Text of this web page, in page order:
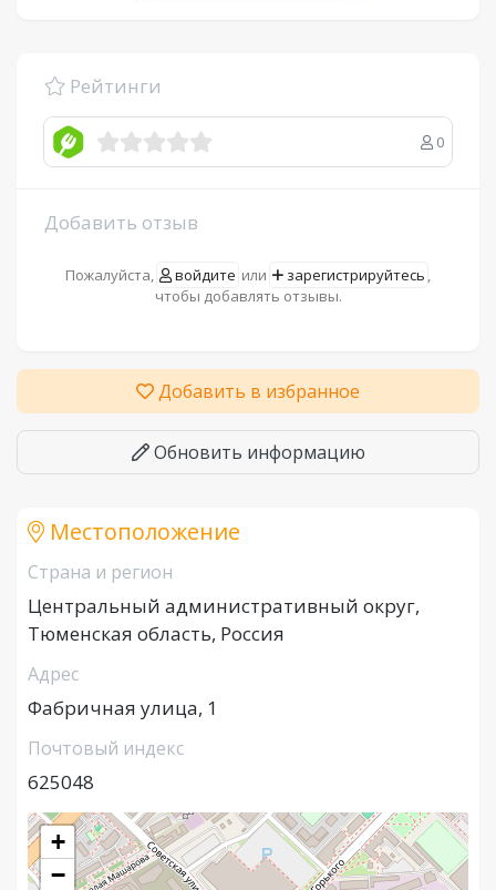
Рейтинги
0
Добавить отзыв
Пожалуйста, войдите или зарегистрируйтесь ,
чтобы добавлять отзывы.
Добавить в избранное
Обновить информацию
Местоположение
Страна и регион
Центральный административный округ,
Тюменская область, Россия
Адрес
Фабричная улица, 1
Почтовый индекс
625048
+
−